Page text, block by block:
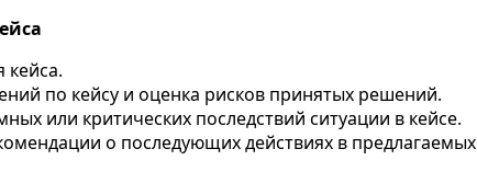
кейса.
по кейсу и оценка рисков принятых решений.
или критических последствий ситуации в кейсе.
о последующих действиях в предлагаемых